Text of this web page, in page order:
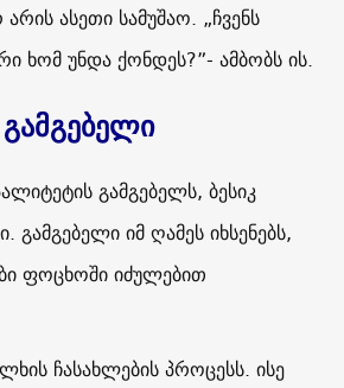
ასეთი სამუშაო. „ჩვენს
ხომ უნდა ქონდეს?”- ამბობს ის.
გამგებელი
გამგებელს, ბესიკ
გამგებელი იმ ღამეს იხსენებს,
ფოცხოში იძულებით
ჩასახლების პროცესს. ისე